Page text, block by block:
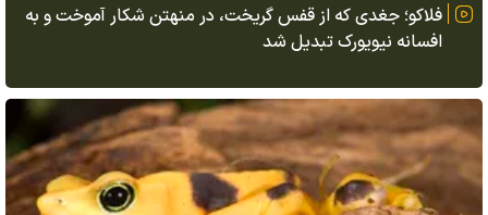
فلاکو؛ جغدی که از قفس گریخت، در منهتن شکار آموخت و به
افسانه نیویورک تبدیل شد